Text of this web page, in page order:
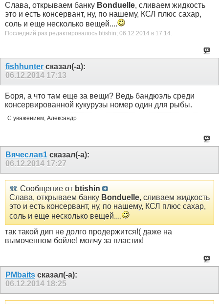
Слава, открываем банку Bonduelle, сливаем жидкость
это и есть консервант, ну, по нашему, КСЛ плюс сахар,
соль и еще несколько вещей....
Последний раз редактировалось btishin; 06.12.2014 в 17:14.
fishhunter сказал(-а):
06.12.2014 17:13
Боря, а что там еще за вещи? Ведь бандюэль среди
консервированной кукурузы номер один для рыбы.
С уважением, Александр
Вячеслав1 сказал(-а):
06.12.2014 17:27
Сообщение от btishin
Слава, открываем банку Bonduelle, сливаем жидкость
это и есть консервант, ну, по нашему, КСЛ плюс сахар,
соль и еще несколько вещей....
так такой дип не долго продержится!( даже на
вымоченном бойле! молчу за пластик!
PMbaits сказал(-а):
06.12.2014 18:25